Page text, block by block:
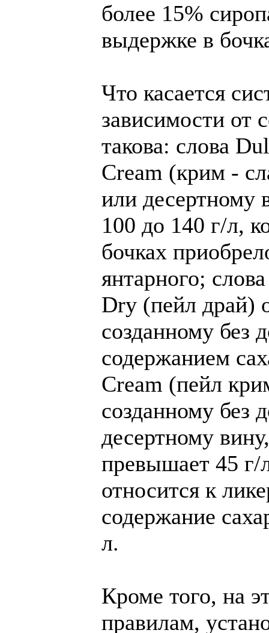
более 15%
выдержке в
Что касается
зависимости от
такова: слова
Cream (крим -
или десертному
100 до 140 г/л,
бочках
янтарного;
Dry (пейл драй)
созданному без
содержанием
Cream (пейл
созданному без
десертному
превышает 45 г/
относится к
содержание
л.
Кроме того, на
правилам,